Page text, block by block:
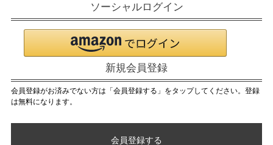
ソーシャルログイン
新規会員登録
会員登録がお済みでない方は「会員登録する」をタップしてください。登録
は無料になります。
会員登録する